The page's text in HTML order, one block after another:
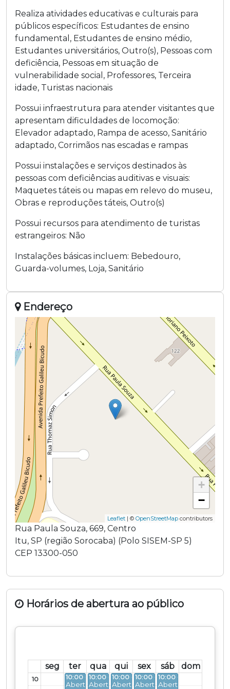
Realiza atividades educativas e culturais para
públicos específicos: Estudantes de ensino
fundamental , Estudantes de ensino médio,
Estudantes universitários, Outro(s), Pessoas com
deficiência, Pessoas em situação de
vulnerabilidade social , Professores, Terceira
idade, Turistas nacionais
Possui infraestrutura para atender visitantes que
apresentam dificuldades de locomoção:
Elevador adaptado, Rampa de acesso, Sanitário
adaptado, Corrimãos nas escadas e rampas
Possui instalações e serviços destinados às
pessoas com deficiências auditivas e visuais:
Maquetes táteis ou mapas em relevo do museu,
Obras e reproduções táteis, Outro(s)
Possui recursos para atendimento de turistas
estrangeiros: Não
Instalações básicas incluem: Bebedouro,
Guarda-volumes, Loja, Sanitário
Endereço
+
−
Leaflet | © OpenStreetMap contributors
Rua Paula Souza, 669, Centro
Itu, SP (região Sorocaba) (Polo SISEM-SP 5)
CEP 13300-050
Horários de abertura ao público
seg ter qua qui sex sáb dom
10 10:00 - 17:00
Aberto
10:00 - 17:00
Aberto
10:00 - 17:00
Aberto
10:00 - 17:00
Aberto
10:00 - 17:00
Aberto